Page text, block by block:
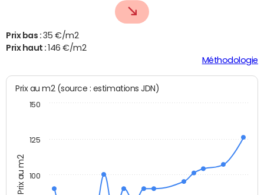
Prix bas : 35 €/m2
Prix haut : 146 €/m2
Méthodologie
Prix au m2
Prix au m2 (source : estimations JDN)
100
125
150